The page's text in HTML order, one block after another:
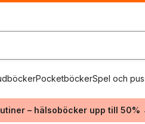
PocketböckerSpel och
– hälsoböcker upp till 50%